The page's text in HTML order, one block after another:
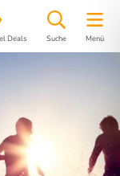
Deals Suche Menü